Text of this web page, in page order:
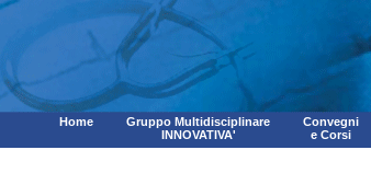
Home
Gruppo Multidisciplinare
INNOVATIVA'
Convegni
e Corsi